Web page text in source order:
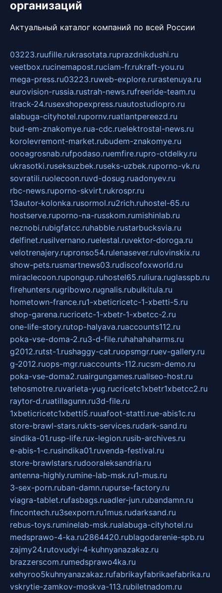
организаций
Актуальный каталог компаний по всей России
03223.ruufille.rukrasotata.ruprazdnikdushi.ru
veetbox.rucinemapost.ruciam-fr.rukraft-you.ru
mega-press.ru03223.ruweb-explore.rurastenuya.ru
eurovision-russia.rustrah-news.rufreeride-team.ru
itrack-24.rusexshopexpress.ruautostudiopro.ru
alabuga-cityhotel.rupornv.ruatlantpereezd.ru
bud-em-znakomye.rua-cdc.ruelektrostal-news.ru
korolevremont-market.rubudem-znakomye.ru
oooagrosnab.rufpodaso.ruemfire.rupro-otdelky.ru
ukrasotki.ruseksuzbek.ruseks-uzbek.ruporno-vk.ru
sovratili.ruolecoon.ruvd-dosug.ruadonyev.ru
rbc-news.ruporno-skvirt.rukrospr.ru
13autor-kolonka.rusormol.ru2rich.ruhostel-65.ru
hostserve.ruporno-na-russkom.rumishinlab.ru
neznobi.rubigfatcc.ruhabble.rustarbucksvia.ru
delfinet.rusilvernano.ruelestal.ruvektor-doroga.ru
velotrenajery.rupronso54.rulenasever.rulovinskix.ru
show-pets.rusmartnews03.rudiscofoxworld.ru
miraclecoon.rupongup.ruhostel65.ruliura.ruglasspb.ru
firehunters.rugribowo.rugnalis.rubulkitula.ru
hometown-france.ru1-xbeticricetc-1-xbetti-5.ru
shop-garena.rucricetc-1-xbetr-1-xbetcc-2.ru
one-life-story.rutop-halyava.ruaccounts112.ru
poka-vse-doma-2.ru3-d-file.ruhahahaharms.ru
g2012.rutst-1.rushaggy-cat.ruopsmgr.ruev-gallery.ru
g-2012.ruops-mgr.ruaccounts-112.rucsm-demo.ru
poka-vse-doma2.ruairgungames.ruallseo-host.ru
tehosmotre.ruvarieta-yug.rucricetc1xbetr1xbetcc2.ru
raytor-d.ruatillagunn.ru3d-file.ru
1xbeticricetc1xbetti5.ruuafoot-statti.rue-abis1c.ru
store-brawl-stars.rukts-services.rudark-sand.ru
sindika-01.rusp-life.rux-legion.rusib-archives.ru
e-abis-1-c.rusindika01.ruvenda-festival.ru
store-brawlstars.rudooraleksandria.ru
antenna-highly.rumine-lab-msk.ru1-mus.ru
3-sex-porn.ruban-damn.rupurse-factory.ru
viagra-tablet.rufasbags.ruadler-jun.rubandamn.ru
fincontech.ru3sexporn.ru1mus.rudarksand.ru
rebus-toys.ruminelab-msk.rualabuga-cityhotel.ru
medsprawo-4-ka.ru2864420.rublagodarenie-spb.ru
zajmy24.rutovudyi-4-kuhnyanazakaz.ru
brazzerscom.rumedsprawo4ka.ru
xehyroo5kuhnyanazakaz.rufabrikayfabrikaefabrika.ru
vskrytie-zamkov-moskva-113.rubiletnadom.ru